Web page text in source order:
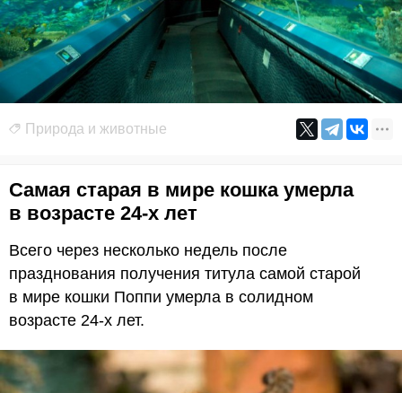
Природа и животные
Самая старая в мире кошка умерла
в возрасте 24-х лет
Всего через несколько недель после
празднования получения титула самой старой
в мире кошки Поппи умерла в солидном
возрасте 24-х лет.